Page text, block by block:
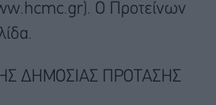
Ο Προτείνων
ΔΗΜΟΣΙΑΣ ΠΡΟΤΑΣΗΣ